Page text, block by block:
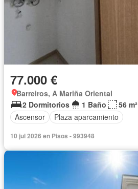
77.000 €
Barreiros, A Mariña Oriental
2 Dormitorios
1 Baño
56 m²
Ascensor
Plaza aparcamiento
10 jul 2026 en Pisos - 993948